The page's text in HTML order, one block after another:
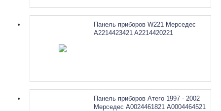
Панель приборов W221 Мерседес
A2214423421 A2214420221
Панель приборов Атего 1997 - 2002
Мерседес А0024461821 А0004464521